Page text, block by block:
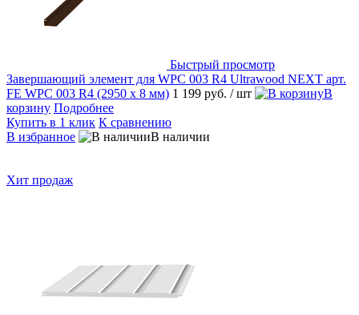
Быстрый просмотр
Завершающий элемент для WPC 003 R4 Ultrawood NEXT арт.
FE WPC 003 R4 (2950 х 8 мм) 1 199 руб. / шт
В
корзину Подробнее
Купить в 1 клик К сравнению
В избранное
В наличии
Хит продаж